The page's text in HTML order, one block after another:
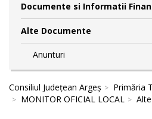
Documente si Informatii
Alte Documente
Anunturi
Consiliul Județean Argeș
Primăria
MONITOR OFICIAL LOCAL